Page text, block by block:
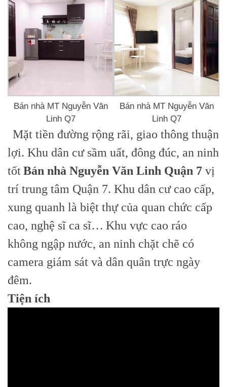
Bán nhà MT Nguyễn Văn
Linh Q7
Bán nhà MT Nguyễn Văn
Linh Q7
Mặt tiền đường rộng rãi, giao thông thuận
lợi. Khu dân cư sầm uất, đông đúc, an ninh
tốtBán nhà Nguyễn Văn Linh Quận 7 vị
trí trung tâm Quận 7. Khu dân cư cao cấp,
xung quanh là biệt thự của quan chức cấp
cao, nghệ sĩ ca sĩ… Khu vực cao ráo
không ngập nước, an ninh chặt chẽ có
camera giám sát và dân quân trực ngày
đêm.
Tiện ích